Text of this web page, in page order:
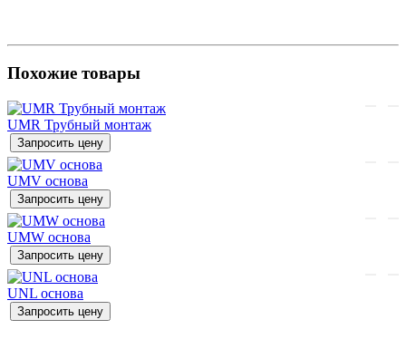
Похожие товары
UMR Трубный монтаж
Запросить цену
UMV основа
Запросить цену
UMW основа
Запросить цену
UNL основа
Запросить цену